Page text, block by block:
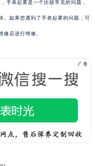
手表起雾是一个比较常见的问题，
。如果您遇到了手表起雾的问题，可
修店进行维修。